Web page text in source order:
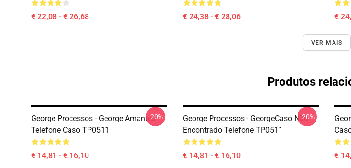
€ 22,08 - € 26,68 € 24,38 - € 28,06 €
VER MAIS
Produtos
George Processos - George Amantes
Telefone Caso TP0511
€ 14,81 - € 16,10
-20%
George Processos - GeorgeCaso Não
Encontrado Telefone TP0511
€ 14,81 - € 16,10
-20%
€